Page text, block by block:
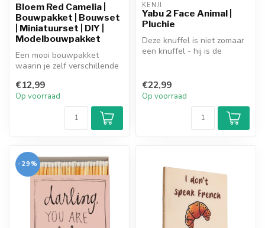
Bloem Red Camelia |
Bouwpakket | Bouwset
| Miniatuurset | DIY |
Modelbouwpakket
Een mooi bouwpakket
waarin je zelf verschillende
...
€12,99
Op voorraad
KENJI
Yabu 2 Face Animal |
Pluchie
Deze knuffel is niet zomaar
een knuffel - hij is de
€22,99
Op voorraad
-29%